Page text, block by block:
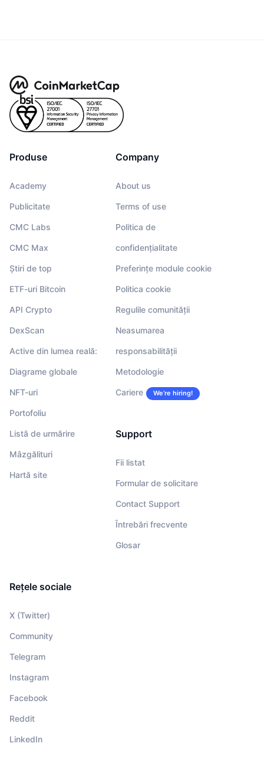
Produse
Academy
Publicitate
CMC Labs
CMC Max
Știri de top
ETF-uri Bitcoin
API Crypto
DexScan
Active din lumea reală:
Diagrame globale
NFT-uri
Portofoliu
Listă de urmărire
Mâzgălituri
Hartă site
Company
About us
Terms of use
Politica de
confidențialitate
Preferințe module cookie
Politica cookie
Regulile comunității
Neasumarea
responsabilității
Metodologie
Cariere We’re hiring!
Support
Fii listat
Formular de solicitare
Contact Support
Întrebări frecvente
Glosar
Rețele sociale
X (Twitter)
Community
Telegram
Instagram
Facebook
Reddit
LinkedIn